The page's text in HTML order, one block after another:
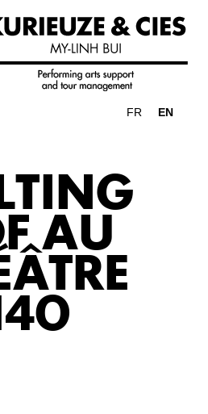
FR EN
AU